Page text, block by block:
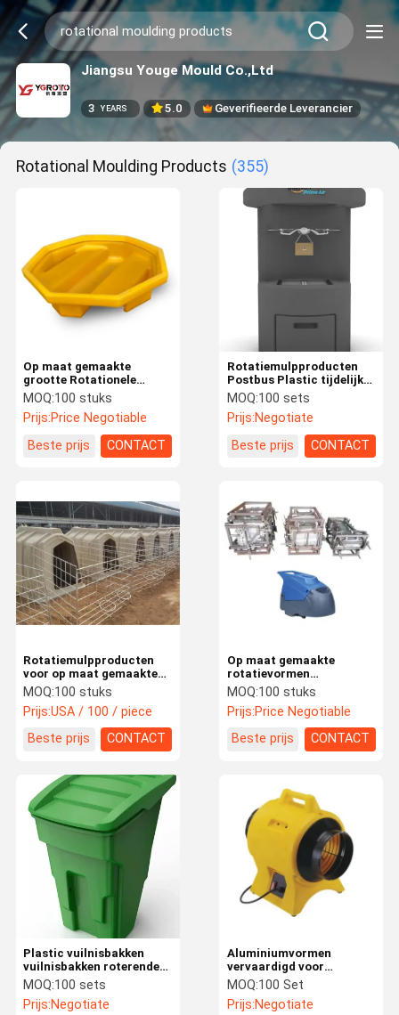
Jiangsu Youge Mould Co.,Ltd
3 YEARS 5.0 Geverifieerde Leverancier
Rotational Moulding Products (355)
Op maat gemaakte
grootte Rotationele
gietproducten
MOQ:100 stuks
Prijs:Price Negotiable
Beste prijs
CONTACT
Rotatiemulpproducten
Postbus Plastic tijdelijke
opslagbus
MOQ:100 sets
Prijs:Negotiate
Beste prijs
CONTACT
Rotatiemulpproducten
voor op maat gemaakte
vormen en kleuren PE
Materia Rotomulp
MOQ:100 stuks
Prijs:USA / 100 / piece
Beste prijs
CONTACT
Op maat gemaakte
rotatievormen
vloerwasser behuizing
van Jiangsu Rotomolding
Factory
MOQ:100 stuks
Prijs:Price Negotiable
Beste prijs
CONTACT
Plastic vuilnisbakken
vuilnisbakken roterende
vormgevende
milieuvriendelijke
vuilnisbakken roterende
MOQ:100 sets
Prijs:Negotiate
Aluminiumvormen
vervaardigd voor
rotatievorming Blower
behuizingen
Rotatievormen
MOQ:100 Set
Prijs:Negotiate